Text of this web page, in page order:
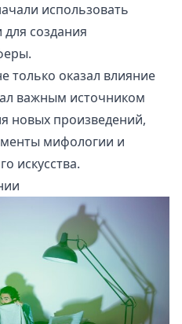
использовать
создания
только оказал влияние
важным источником
новых произведений,
мифологии и
искусства.